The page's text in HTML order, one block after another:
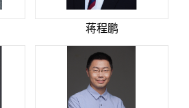
蒋程鹏